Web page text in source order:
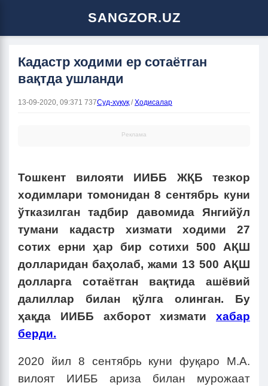
SANGZOR.UZ
Кадастр ходими ер сотаётган
вақтда ушланди
13-09-2020, 09:371 737Суд-ҳуқуқ/Ҳодисалар
Реклама
Тошкент вилояти ИИББ ЖҚБ тезкор
ходимлари томонидан 8 сентябрь куни
ўтказилган тадбир давомида Янгийўл
тумани кадастр хизмати ходими 27
сотих ерни ҳар бир сотихи 500 АҚШ
долларидан баҳолаб, жами 13 500 АҚШ
долларга сотаётган вақтида ашёвий
далиллар билан қўлга олинган. Бу
ҳақда ИИББ ахборот хизмати хабар
берди.
2020 йил 8 сентябрь куни фуқаро М.А.
вилоят ИИББ ариза билан мурожаат